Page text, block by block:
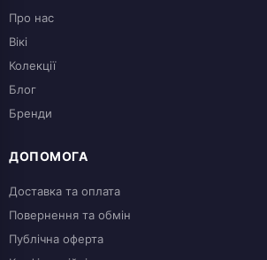
Про нас
Вікі
Колекції
Блог
Бренди
ДОПОМОГА
Доставка та оплата
Повернення та обмін
Публічна оферта